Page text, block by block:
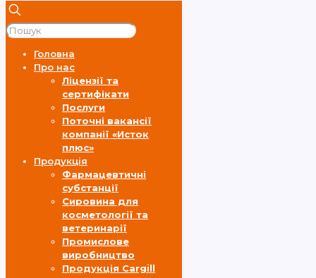
Головна
Про нас
Ліцензії та
сертифікати
Послуги
Поточні вакансії
компанії «Исток
плюс»
Продукція
Фармацевтичні
субстанції
Cировина для
косметології та
ветеринарії
Промислове
виробництво
Продукція Cargill